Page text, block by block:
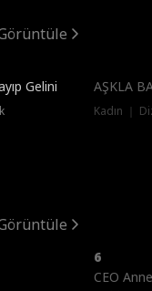
Gelini Ücretsiz
AŞKLA
Kadın ｜
6
CEO